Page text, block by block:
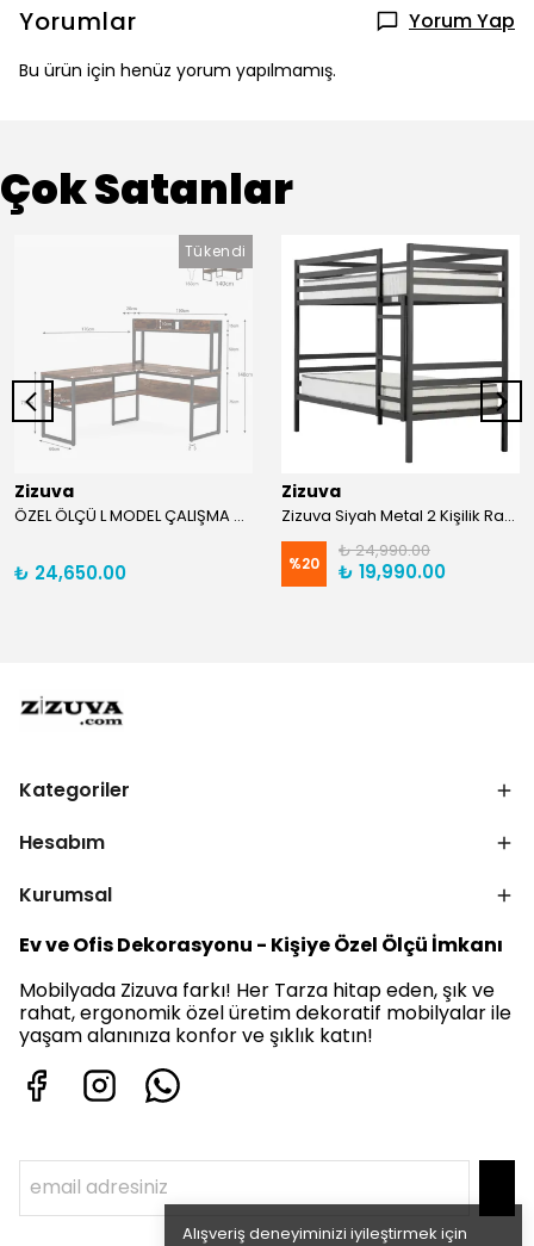
Alışveriş deneyiminizi iyileştirmek için
Yorumlar Yorum Yap
Bu ürün için henüz yorum yapılmamış.
Çok Satanlar
Tükendi
Zizuva
ÖZEL ÖLÇÜ L MODEL ÇALIŞMA MASASI/ MDF
₺ 24,650.00
Zizuva
Zizuva Siyah Metal 2 Kişilik Ranza | TR0011-F
%20
₺ 24,990.00
₺ 19,990.00
Kategoriler
Hesabım
Kurumsal
Ev ve Ofis Dekorasyonu - Kişiye Özel Ölçü İmkanı
Mobilyada Zizuva farkı! Her Tarza hitap eden, şık ve
rahat, ergonomik özel üretim dekoratif mobilyalar ile
yaşam alanınıza konfor ve şıklık katın!